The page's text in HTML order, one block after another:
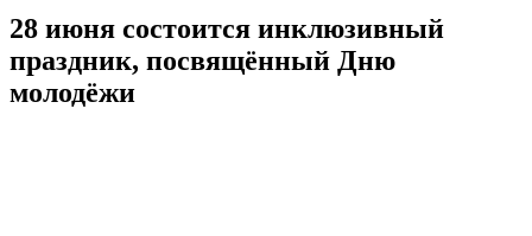
28 июня состоится инклюзивный
праздник, посвящённый Дню
молодёжи